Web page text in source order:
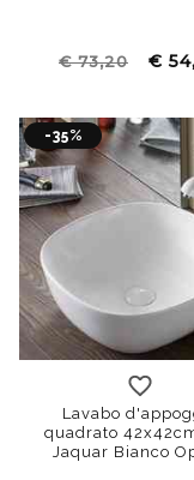
€ 73,20 €
-35%
Lavabo
quadrato
Jaquar Bianco